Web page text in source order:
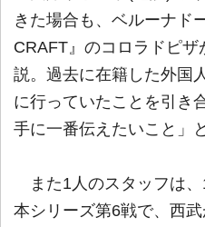
きた場合も、ベルーナド
CRAFT』のコロラドピ
説。過去に在籍した外国
に行っていたことを引き
手に一番伝えたいこと」
また1人のスタッフは、
本シリーズ第6戦で、西